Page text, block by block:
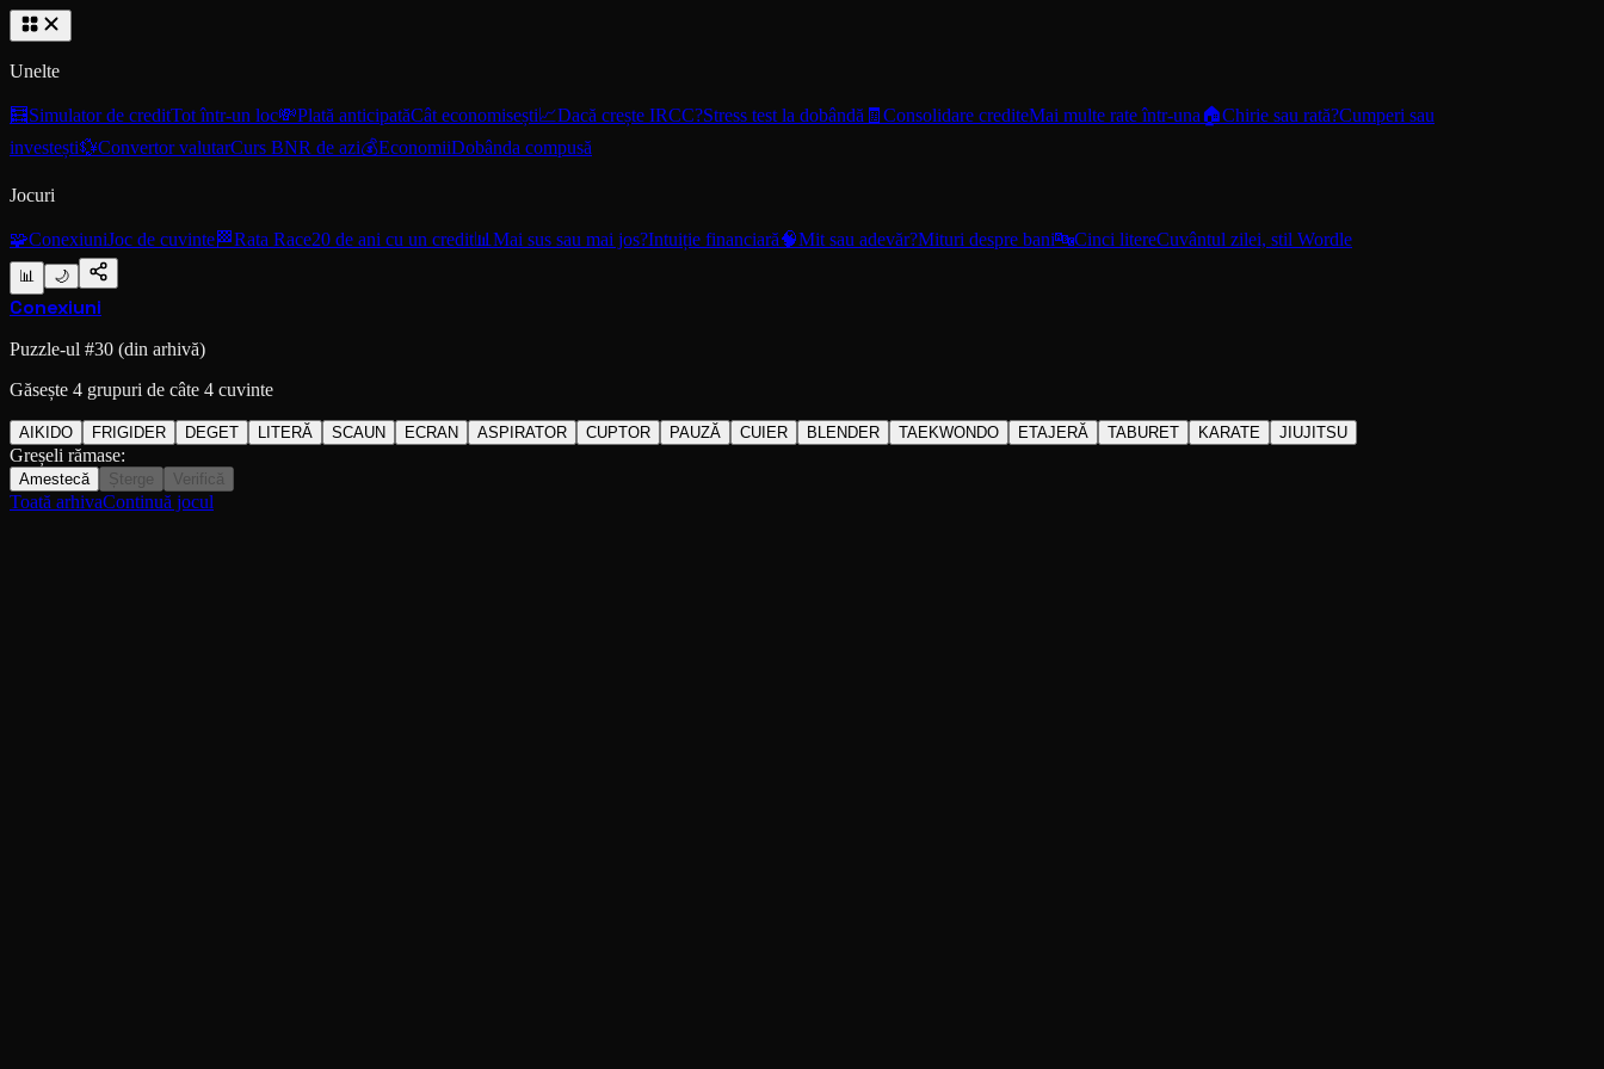
Unelte
🧮Simulator de creditTot într-un loc💸Plată anticipatăCât economisești📈Dacă crește IRCC?Stress test la dobândă 🧾 Consolidare crediteMai multe rate într-una 🏠Chirie sau rată?Cumperi sau
investești💱Convertor valutarCurs BNR de azi💰EconomiiDobânda compusă
Jocuri
🧩ConexiuniJoc de cuvinte🏁Rata Race20 de ani cu un credit 📊 Mai sus sau mai jos?Intuiție financiară🧠Mit sau adevăr?Mituri despre bani🔤Cinci litereCuvântul zilei, stil Wordle
📊 🌙
Conexiuni
Puzzle-ul #30 (din arhivă)
Găsește 4 grupuri de câte 4 cuvinte
AIKIDO FRIGIDER DEGET LITERĂ SCAUN ECRAN ASPIRATOR CUPTOR PAUZĂ CUIER BLENDER TAEKWONDO ETAJERĂ TABURET KARATE JIUJITSU
Greșeli rămase:
Amestecă Șterge Verifică
Toată arhivaContinuă jocul